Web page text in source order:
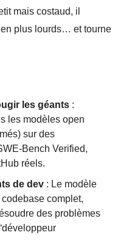
mais costaud, il
plus lourds… et tourne
les géants :
les modèles open
sur des
Bench Verified,
réels.
de dev : Le modèle
complet,
des problèmes